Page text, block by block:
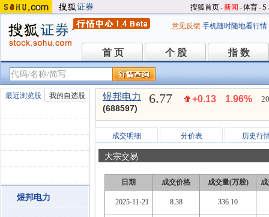
搜狐首页-新闻 -体育-S
意见反馈 手机随时随地看行情
首 页
首 页 个 股
个 股 指 数
指 数
最近浏览股 我的自选股
煜邦电力
煜邦电力
(688597)
6.77 +0.13 1.96%
成交明细 分价表 历史行
大宗交易
日期 成交价格 成交量(万股)
2025-11-21 8.38 336.10